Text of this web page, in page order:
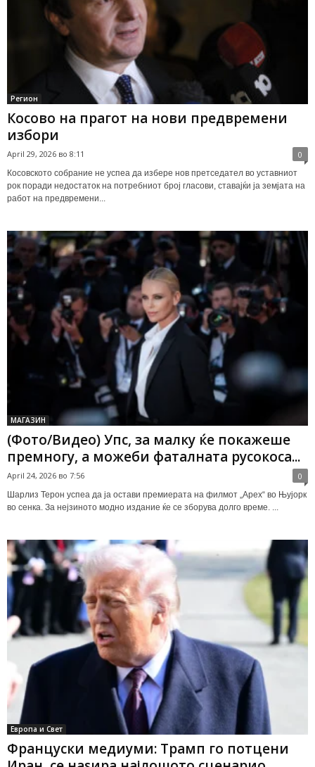
Регион
Косово на прагот на нови предвремени
избори
April 29, 2026 во 8:11 0
Косовското собрание не успеа да избере нов претседател во уставниот
рок поради недостаток на потребниот број гласови, ставајќи ја земјата на
работ на предвремени...
МАГАЗИН
(Фото/Видео) Упс, за малку ќе покажеше
премногу, а можеби фаталната русокоса...
April 24, 2026 во 7:56 0
Шарлиз Терон успеа да ја остави премиерата на филмот „Apex“ во Њујорк
во сенка. За нејзиното модно издание ќе се зборува долго време. ...
Европа и Свет
Француски медиуми: Трамп го потцени